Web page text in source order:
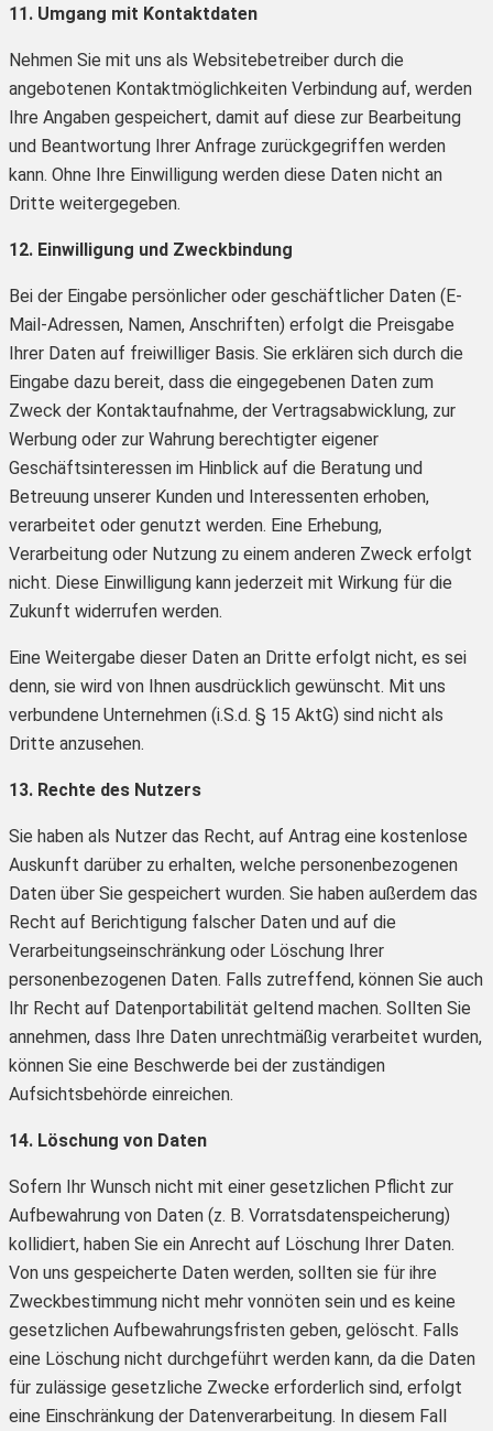
11. Umgang mit Kontaktdaten
Nehmen Sie mit uns als Websitebetreiber durch die
angebotenen Kontaktmöglichkeiten Verbindung auf, werden
Ihre Angaben gespeichert, damit auf diese zur Bearbeitung
und Beantwortung Ihrer Anfrage zurückgegriffen werden
kann. Ohne Ihre Einwilligung werden diese Daten nicht an
Dritte weitergegeben.
12. Einwilligung und Zweckbindung
Bei der Eingabe persönlicher oder geschäftlicher Daten (E-
Mail-Adressen, Namen, Anschriften) erfolgt die Preisgabe
Ihrer Daten auf freiwilliger Basis. Sie erklären sich durch die
Eingabe dazu bereit, dass die eingegebenen Daten zum
Zweck der Kontaktaufnahme, der Vertragsabwicklung, zur
Werbung oder zur Wahrung berechtigter eigener
Geschäftsinteressen im Hinblick auf die Beratung und
Betreuung unserer Kunden und Interessenten erhoben,
verarbeitet oder genutzt werden. Eine Erhebung,
Verarbeitung oder Nutzung zu einem anderen Zweck erfolgt
nicht. Diese Einwilligung kann jederzeit mit Wirkung für die
Zukunft widerrufen werden.
Eine Weitergabe dieser Daten an Dritte erfolgt nicht, es sei
denn, sie wird von Ihnen ausdrücklich gewünscht. Mit uns
verbundene Unternehmen (i.S.d. § 15 AktG) sind nicht als
Dritte anzusehen.
13. Rechte des Nutzers
Sie haben als Nutzer das Recht, auf Antrag eine kostenlose
Auskunft darüber zu erhalten, welche personenbezogenen
Daten über Sie gespeichert wurden. Sie haben außerdem das
Recht auf Berichtigung falscher Daten und auf die
Verarbeitungseinschränkung oder Löschung Ihrer
personenbezogenen Daten. Falls zutreffend, können Sie auch
Ihr Recht auf Datenportabilität geltend machen. Sollten Sie
annehmen, dass Ihre Daten unrechtmäßig verarbeitet wurden,
können Sie eine Beschwerde bei der zuständigen
Aufsichtsbehörde einreichen.
14. Löschung von Daten
Sofern Ihr Wunsch nicht mit einer gesetzlichen Pflicht zur
Aufbewahrung von Daten (z. B. Vorratsdatenspeicherung)
kollidiert, haben Sie ein Anrecht auf Löschung Ihrer Daten.
Von uns gespeicherte Daten werden, sollten sie für ihre
Zweckbestimmung nicht mehr vonnöten sein und es keine
gesetzlichen Aufbewahrungsfristen geben, gelöscht. Falls
eine Löschung nicht durchgeführt werden kann, da die Daten
für zulässige gesetzliche Zwecke erforderlich sind, erfolgt
eine Einschränkung der Datenverarbeitung. In diesem Fall